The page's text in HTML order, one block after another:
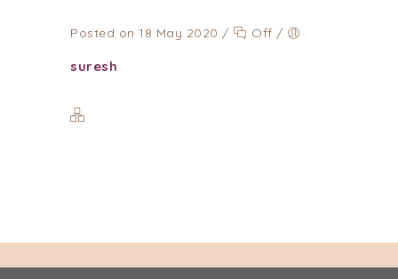
Posted on 18 May 2020 / Off /
suresh